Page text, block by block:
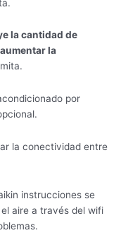
la cantidad de
la
por
la conectividad entre
instrucciones se
aire a través del wifi